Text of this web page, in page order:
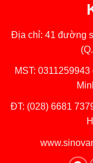
Địa chỉ: 41 đường
MST:
ĐT: (028) 6681